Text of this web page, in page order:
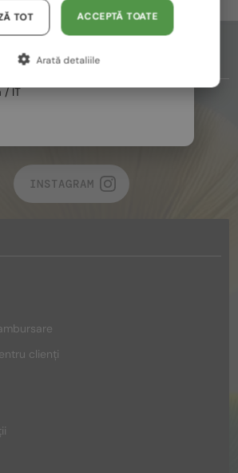
INSTAGRAM
clienți
/ AT
/ DE
/ FR
/ IT
ACCEPTĂ TOATE
TOT
Arată detaliile